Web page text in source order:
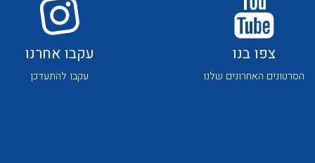
לכל מוצרי היצרן לכל מוצרי היצרן
צפו בנו
הסרטונים האחרונים שלנו
עקבו אחרנו
עקבו להתעדכן